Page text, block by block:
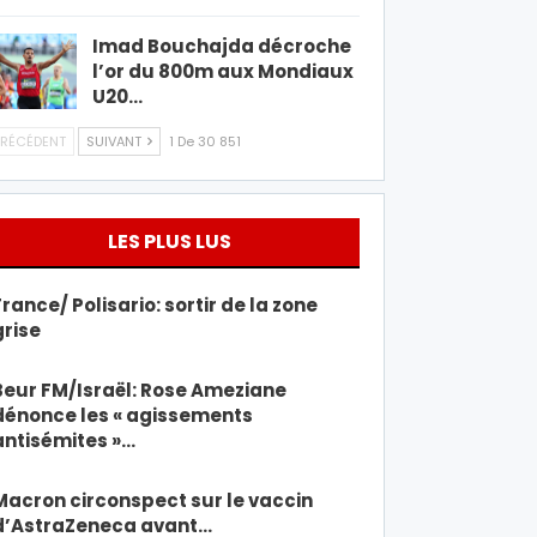
Imad Bouchajda décroche
l’or du 800m aux Mondiaux
U20…
SUIVANT 1 De 30 851
LES PLUS LUS
Polisario: sortir de la zone
FM/Israël: Rose Ameziane
les « agissements
»…
circonspect sur le vaccin
avant…